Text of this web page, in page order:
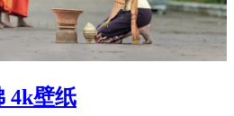
4k壁纸